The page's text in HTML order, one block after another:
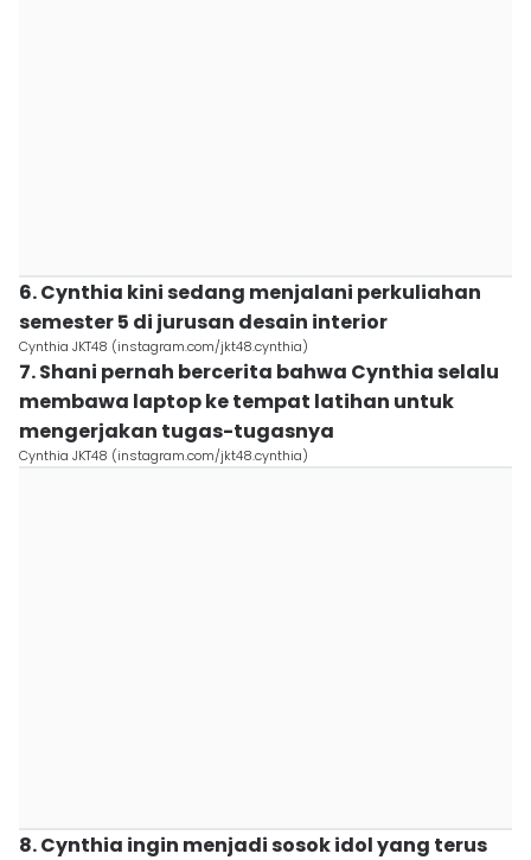
6. Cynthia kini sedang menjalani perkuliahan
semester 5 di jurusan desain interior
Cynthia JKT48 (instagram.com/jkt48.cynthia)
7. Shani pernah bercerita bahwa Cynthia selalu
membawa laptop ke tempat latihan untuk
mengerjakan tugas-tugasnya
Cynthia JKT48 (instagram.com/jkt48.cynthia)
8. Cynthia ingin menjadi sosok idol yang terus